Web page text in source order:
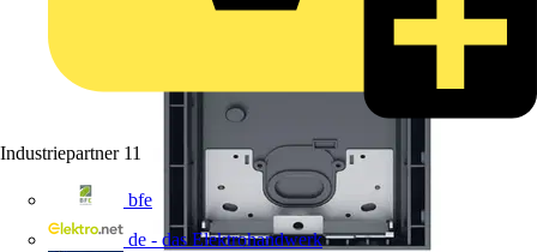
Industriepartner 11
bfe
de - das Elektrohandwerk